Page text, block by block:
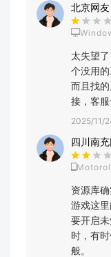
北京网友
太失望
个没用
而且找
接，客服
2025/11/
四川南
资源库
游戏这
要开启
时，有
般。